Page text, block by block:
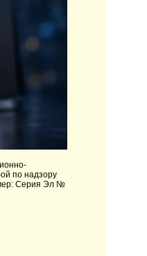
по надзору
Серия Эл №